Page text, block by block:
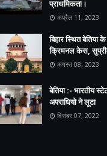
प्राथमिकता।
अप्रैल 11, 2023
बिहार स्थित बेतिया
क्रिमनल केस,
अगस्त 08, 2023
बेतिया :- भारतीय
अपराधियो ने लूटा
दिसंबर 07, 2022